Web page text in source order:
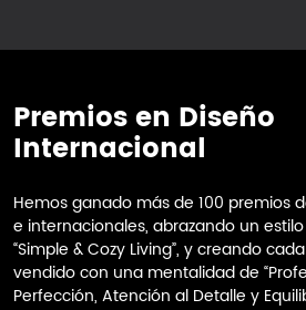
Premios en Diseño
Internacional
Hemos ganado más de 100 premios
e internacionales, abrazando un
“Simple & Cozy Living”, y creando
vendido con una mentalidad de
Perfección, Atención al Detalle y